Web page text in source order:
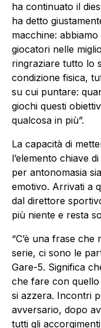
ha continuato il
ha detto
macchine:
giocatori nelle
ringraziare tutto lo
condizione fisica,
su cui puntare:
giochi questi
qualcosa in più”.
La capacità di
l’elemento chiave
per antonomasia
emotivo. Arrivati a
dal direttore
più niente e resta
“C’è una frase
serie, ci sono le
Gare-5. Significa
che fare con
si azzera. Incontri
avversario, dopo
tutti gli